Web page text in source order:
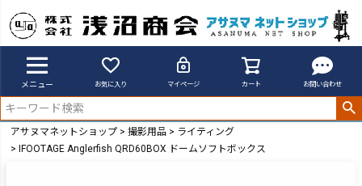
メニュー お気に入り マイページ カート お問い合わせ
アサヌマネットショップ 撮影用品
ライティング
IFOOTAGE Anglerfish QRD60BOX ドームソフトボックス